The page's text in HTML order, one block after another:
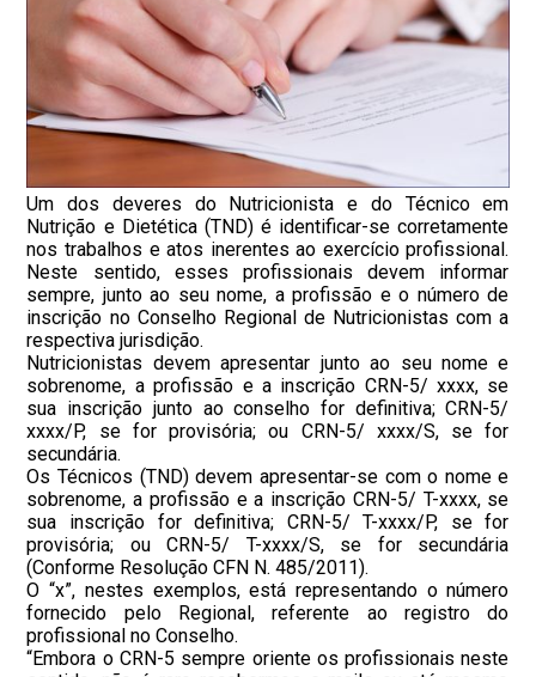
Um dos deveres do Nutricionista e do Técnico em
Nutrição e Dietética (TND) é identificar-se corretamente
nos trabalhos e atos inerentes ao exercício profissional.
Neste sentido, esses profissionais devem informar
sempre, junto ao seu nome, a profissão e o número de
inscrição no Conselho Regional de Nutricionistas com a
respectiva jurisdição.
Nutricionistas devem apresentar junto ao seu nome e
sobrenome, a profissão e a inscrição CRN-5/ xxxx, se
sua inscrição junto ao conselho for definitiva; CRN-5/
xxxx/P, se for provisória; ou CRN-5/ xxxx/S, se for
secundária.
Os Técnicos (TND) devem apresentar-se com o nome e
sobrenome, a profissão e a inscrição CRN-5/ T-xxxx, se
sua inscrição for definitiva; CRN-5/ T-xxxx/P, se for
provisória; ou CRN-5/ T-xxxx/S, se for secundária
(Conforme Resolução CFN N. 485/2011).
O “x”, nestes exemplos, está representando o número
fornecido pelo Regional, referente ao registro do
profissional no Conselho.
“Embora o CRN-5 sempre oriente os profissionais neste